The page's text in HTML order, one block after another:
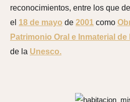
reconocimientos, entre los que
el 18 de mayo de 2001 como
Patrimonio Oral e Inmaterial de
de la Unesco.